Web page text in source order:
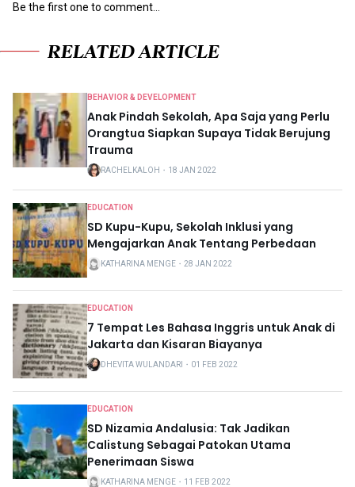
Be the first one to comment...
RELATED ARTICLE
BEHAVIOR & DEVELOPMENT
Anak Pindah Sekolah, Apa Saja yang Perlu
Orangtua Siapkan Supaya Tidak Berujung
Trauma
RACHELKALOH ・ 18 JAN 2022
EDUCATION
SD Kupu-Kupu, Sekolah Inklusi yang
Mengajarkan Anak Tentang Perbedaan
KATHARINA MENGE ・ 28 JAN 2022
EDUCATION
7 Tempat Les Bahasa Inggris untuk Anak di
Jakarta dan Kisaran Biayanya
DHEVITA WULANDARI ・ 01 FEB 2022
EDUCATION
SD Nizamia Andalusia: Tak Jadikan
Calistung Sebagai Patokan Utama
Penerimaan Siswa
KATHARINA MENGE ・ 11 FEB 2022